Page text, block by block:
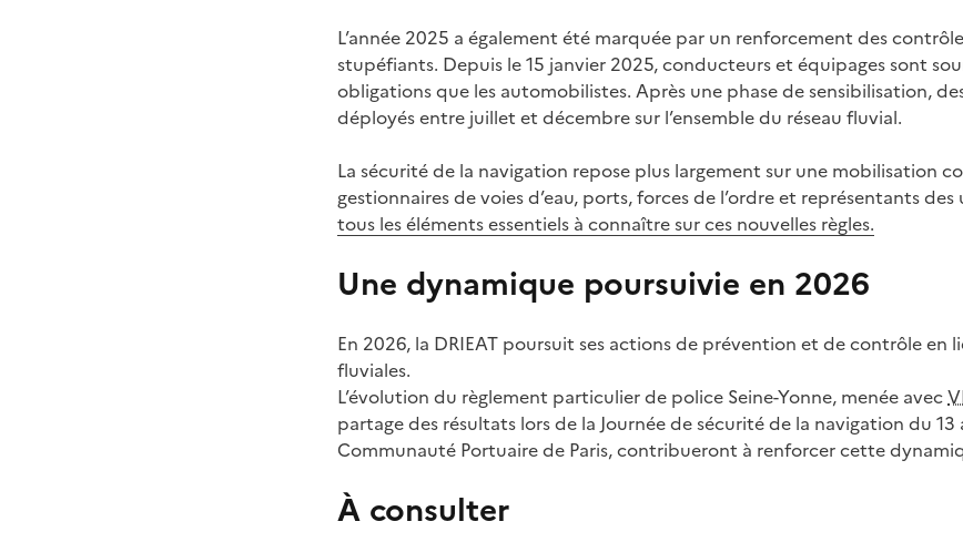
L’année 2025 a également été marquée par un renforcement des
stupéfiants. Depuis le 15 janvier 2025, conducteurs et équipages sont
obligations que les automobilistes. Après une phase de sensibilisation,
déployés entre juillet et décembre sur l’ensemble du réseau fluvial.
La sécurité de la navigation repose plus largement sur une mobilisation
gestionnaires de voies d’eau, ports, forces de l’ordre et représentants des
tous les éléments essentiels à connaître sur ces nouvelles règles.
Une dynamique poursuivie en 2026
En 2026, la DRIEAT poursuit ses actions de prévention et de contrôle en
fluviales.
L’évolution du règlement particulier de police Seine-Yonne, menée avec
partage des résultats lors de la Journée de sécurité de la navigation du 13
Communauté Portuaire de Paris, contribueront à renforcer cette
À consulter